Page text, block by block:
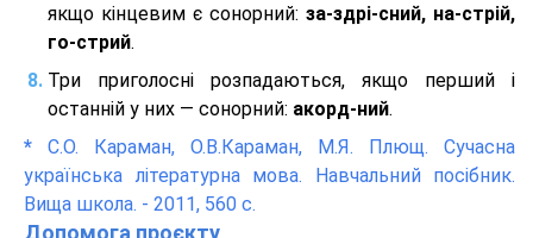
якщо кінцевим є сонорний: за-здрі-сний, на-стрій,
го-стрий.
Три приголосні розпадаються, якщо перший і
останній у них — сонорний: акорд-ний.
* С.О. Караман, О.В.Караман, М.Я. Плющ. Сучасна
українська літературна мова. Навчальний посібник.
Вища школа. - 2011, 560 с.
Допомога проєкту